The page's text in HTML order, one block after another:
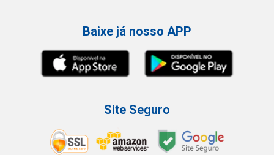
Baixe já nosso APP
Site Seguro